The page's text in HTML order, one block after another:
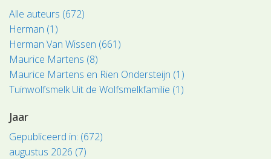
Alle auteurs (672)
Herman (1)
Herman Van Wissen (661)
Maurice Martens (8)
Maurice Martens en Rien Ondersteijn (1)
Tuinwolfsmelk Uit de Wolfsmelkfamilie (1)
Jaar
Gepubliceerd in: (672)
augustus 2026 (7)